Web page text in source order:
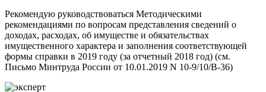
Рекомендую руководствоваться Методическими
рекомендациями по вопросам представления сведений о
доходах, расходах, об имуществе и обязательствах
имущественного характера и заполнения соответствующей
формы справки в 2019 году (за отчетный 2018 год) (см.
Письмо Минтруда России от 10.01.2019 N 10-9/10/В-36)